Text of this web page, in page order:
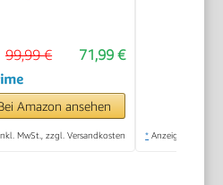
71,99 €
99,99 €
Amazon ansehen
MwSt., zzgl. Versandkosten * Anzeige